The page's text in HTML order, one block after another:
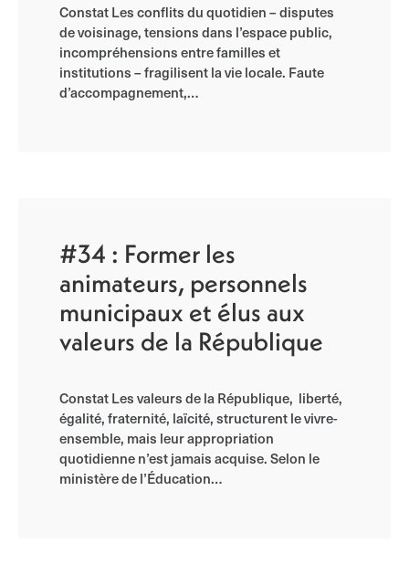
Constat Les conflits du quotidien – disputes
de voisinage, tensions dans l’espace public,
incompréhensions entre familles et
institutions – fragilisent la vie locale. Faute
d’accompagnement,…
#34 : Former les
animateurs, personnels
municipaux et élus aux
valeurs de la République
Constat Les valeurs de la République, liberté,
égalité, fraternité, laïcité, structurent le vivre-
ensemble, mais leur appropriation
quotidienne n’est jamais acquise. Selon le
ministère de l’Éducation…